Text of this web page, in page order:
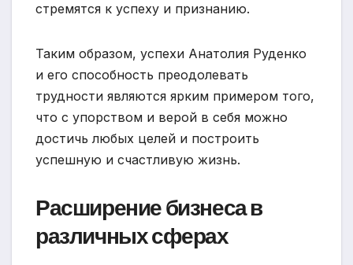
стремятся к успеху и признанию.
Таким образом, успехи Анатолия Руденко
и его способность преодолевать
трудности являются ярким примером того,
что с упорством и верой в себя можно
достичь любых целей и построить
успешную и счастливую жизнь.
Расширение бизнеса в
различных сферах